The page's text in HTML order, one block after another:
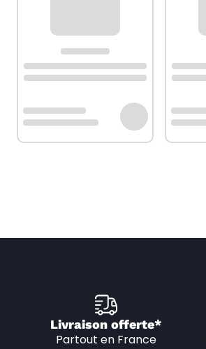
Livraison offerte*
Partout en France